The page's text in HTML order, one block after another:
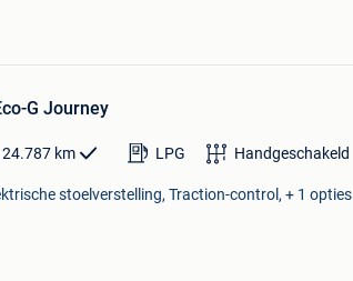
G Journey
24.787 km LPG Handgeschakeld
stoelverstelling, Traction-control, + 1 opties